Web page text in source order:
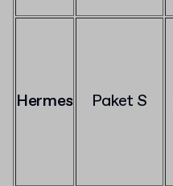
Hermes Paket S